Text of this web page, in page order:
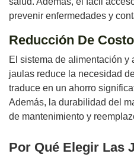
prevenir enfermedades y
Reducción De
El sistema de alimentación y
jaulas reduce la necesidad
traduce en un ahorro
Además, la durabilidad del
de mantenimiento y
Por Qué Elegir Las